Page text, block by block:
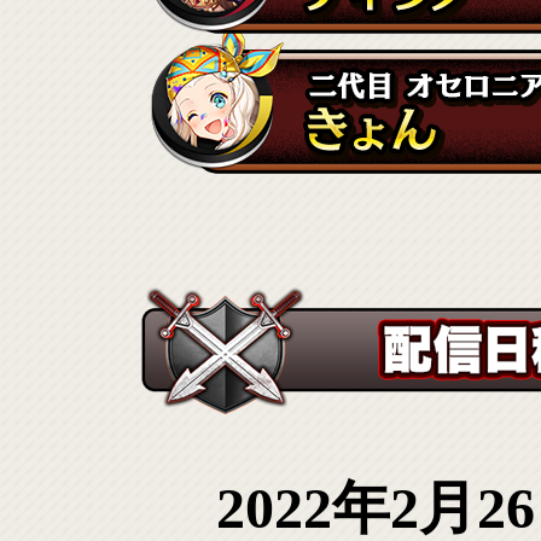
2022年2月